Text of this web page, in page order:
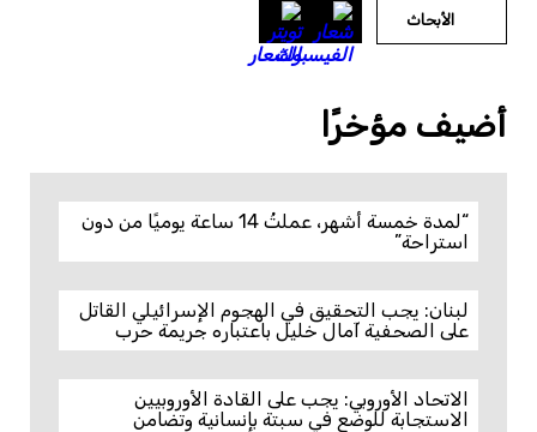
الأبحاث
أضيف مؤخرًا
“لمدة خمسة أشهر، عملتُ 14 ساعة يوميًا من دون
استراحة”
لبنان: يجب التحقيق في الهجوم الإسرائيلي القاتل
على الصحفية آمال خليل باعتباره جريمة حرب
الاتحاد الأوروبي: يجب على القادة الأوروبيين
الاستجابة للوضع في سبتة بإنسانية وتضامن